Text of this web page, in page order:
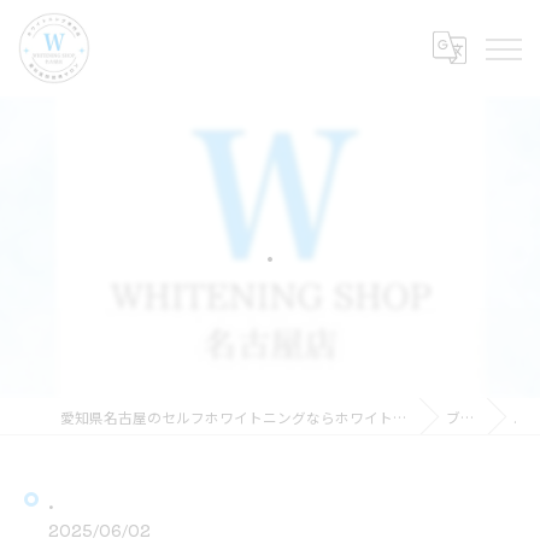
.
愛知県名古屋のセルフホワイトニングならホワイトニングショップ名古屋店 ブログ .
.
2025/06/02